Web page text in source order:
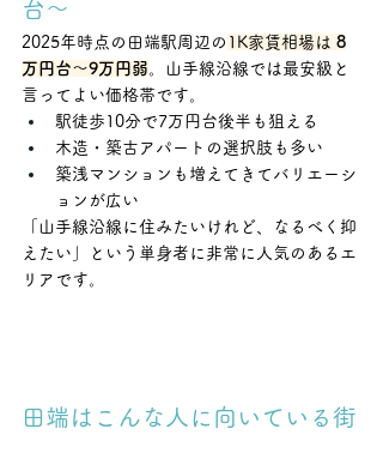
台〜
2025年時点の田端駅周辺の 1K家賃相場は 8
万円台〜9万円弱。山手線沿線では最安級と
言ってよい価格帯です。
駅徒歩10分で7万円台後半も狙える
木造・築古アパートの選択肢も多い
築浅マンションも増えてきてバリエーシ
ョンが広い
「山手線沿線に住みたいけれど、なるべく抑
えたい」という単身者に非常に人気のあるエ
リアです。
田端はこんな人に向いている街